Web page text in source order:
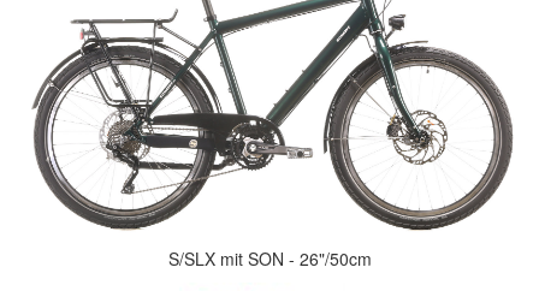
S/SLX mit SON - 26"/50cm